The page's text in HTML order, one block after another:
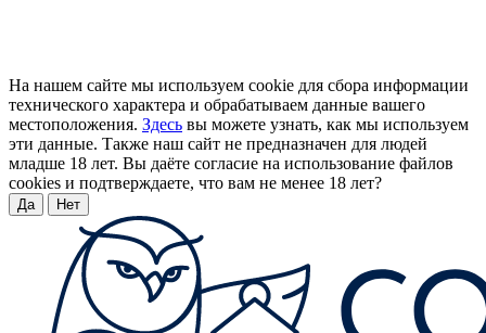
На нашем сайте мы используем cookie для сбора информации
технического характера и обрабатываем данные вашего
местоположения. Здесь вы можете узнать, как мы используем
эти данные. Также наш сайт не предназначен для людей
младше 18 лет. Вы даёте согласие на использование файлов
cookies и подтверждаете, что вам не менее 18 лет?
Да Нет